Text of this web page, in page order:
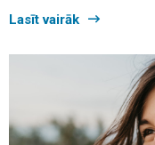
Lasīt vairāk